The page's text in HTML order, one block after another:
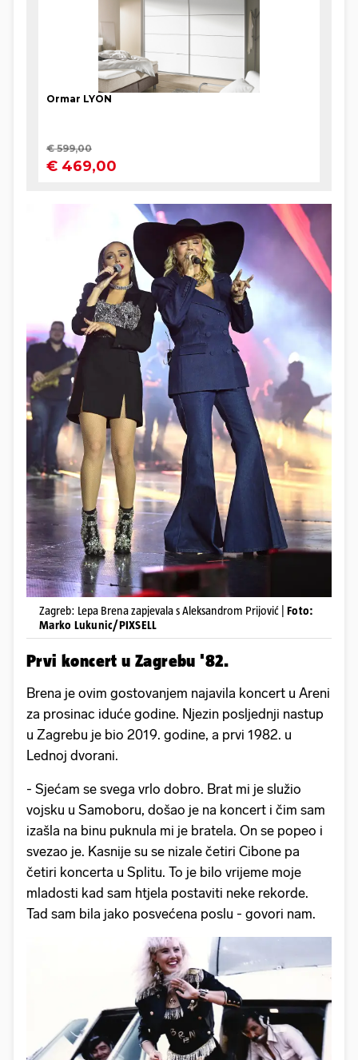
Zagreb: Lepa Brena zapjevala s Aleksandrom Prijović | Foto:
Marko Lukunic/PIXSELL
Prvi koncert u Zagrebu '82.
Brena je ovim gostovanjem najavila koncert u Areni
za prosinac iduće godine. Njezin posljednji nastup
u Zagrebu je bio 2019. godine, a prvi 1982. u
Lednoj dvorani.
- Sjećam se svega vrlo dobro. Brat mi je služio
vojsku u Samoboru, došao je na koncert i čim sam
izašla na binu puknula mi je bratela. On se popeo i
svezao je. Kasnije su se nizale četiri Cibone pa
četiri koncerta u Splitu. To je bilo vrijeme moje
mladosti kad sam htjela postaviti neke rekorde.
Tad sam bila jako posvećena poslu - govori nam.